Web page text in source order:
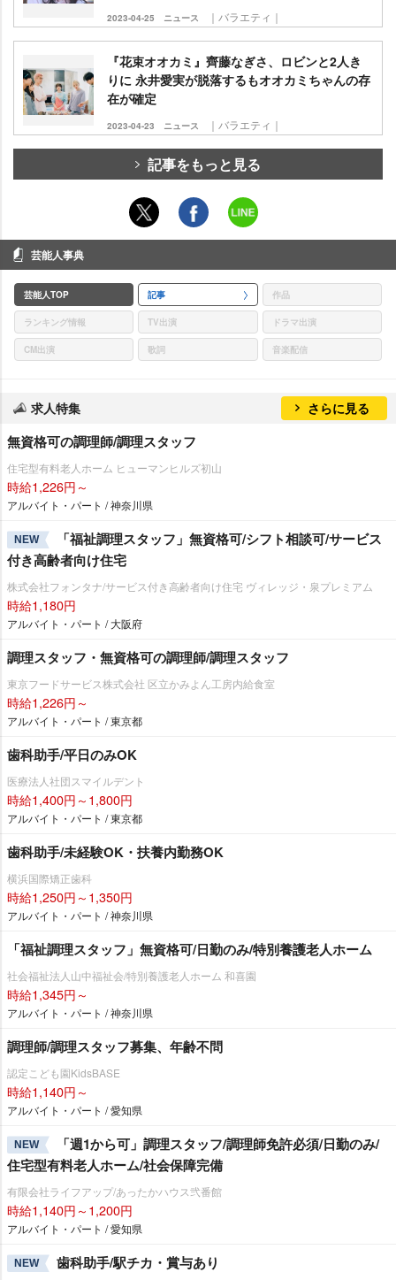
2023-04-25 ニュース ｜バラエティ｜
『花束オオカミ』齊藤なぎさ、ロビンと2人き
りに 永井愛実が脱落するもオオカミちゃんの存
在が確定
2023-04-23 ニュース ｜バラエティ｜
記事をもっと見る
芸能人事典
芸能人TOP 記事 作品
ランキング情報 TV出演 ドラマ出演
CM出演 歌詞 音楽配信
求人特集 さらに見る
無資格可の調理師/調理スタッフ
住宅型有料老人ホーム ヒューマンヒルズ初山
時給1,226円～
アルバイト・パート / 神奈川県
NEW
「福祉調理スタッフ」無資格可/シフト相談可/サービス
付き高齢者向け住宅
株式会社フォンタナ/サービス付き高齢者向け住宅 ヴィレッジ・泉プレミアム
時給1,180円
アルバイト・パート / 大阪府
調理スタッフ・無資格可の調理師/調理スタッフ
東京フードサービス株式会社 区立かみよん工房内給食室
時給1,226円～
アルバイト・パート / 東京都
歯科助手/平日のみOK
医療法人社団スマイルデント
時給1,400円～1,800円
アルバイト・パート / 東京都
歯科助手/未経験OK・扶養内勤務OK
横浜国際矯正歯科
時給1,250円～1,350円
アルバイト・パート / 神奈川県
「福祉調理スタッフ」無資格可/日勤のみ/特別養護老人ホーム
社会福祉法人山中福祉会/特別養護老人ホーム 和喜園
時給1,345円～
アルバイト・パート / 神奈川県
調理師/調理スタッフ募集、年齢不問
認定こども園KidsBASE
時給1,140円～
アルバイト・パート / 愛知県
NEW
「週1から可」調理スタッフ/調理師免許必須/日勤のみ/
住宅型有料老人ホーム/社会保障完備
有限会社ライフアップ/あったかハウス弐番館
時給1,140円～1,200円
アルバイト・パート / 愛知県
NEW 歯科助手/駅チカ・賞与あり